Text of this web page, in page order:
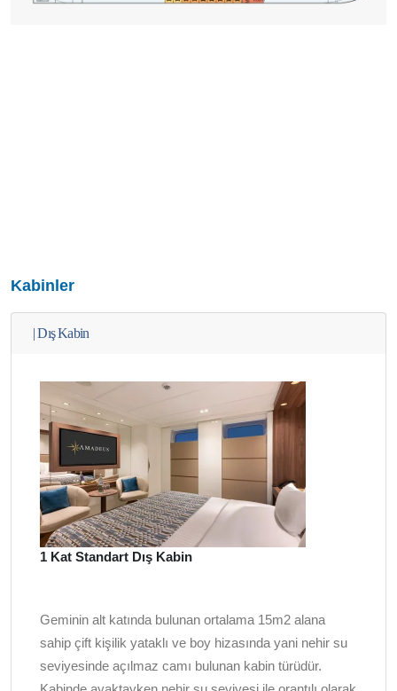
Kabinler
|Dış Kabin
1 Kat Standart Dış Kabin
Geminin alt katında bulunan ortalama 15m2 alana
sahip çift kişilik yataklı ve boy hizasında yani nehir su
seviyesinde açılmaz camı bulunan kabin türüdür.